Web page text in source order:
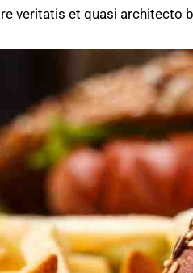
veritatis et quasi architecto